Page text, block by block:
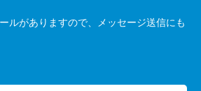
ルがありますので、メッセージ送信にも